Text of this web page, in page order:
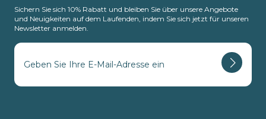
Sichern Sie sich 10% Rabatt und bleiben Sie über unsere Angebote
und Neuigkeiten auf dem Laufenden, indem Sie sich jetzt für unseren
Newsletter anmelden.